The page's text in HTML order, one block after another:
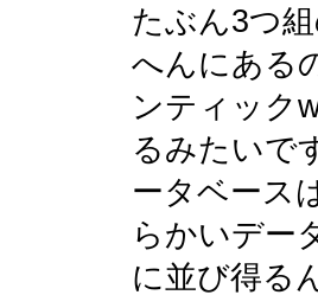
たぶん3つ
へんにある
ンティック
るみたいで
ータベース
らかいデー
に並び得る